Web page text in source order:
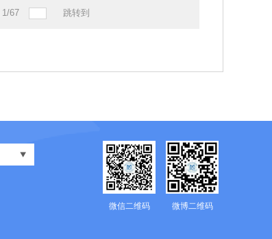
1/67 跳转到
微信二维码 微博二维码